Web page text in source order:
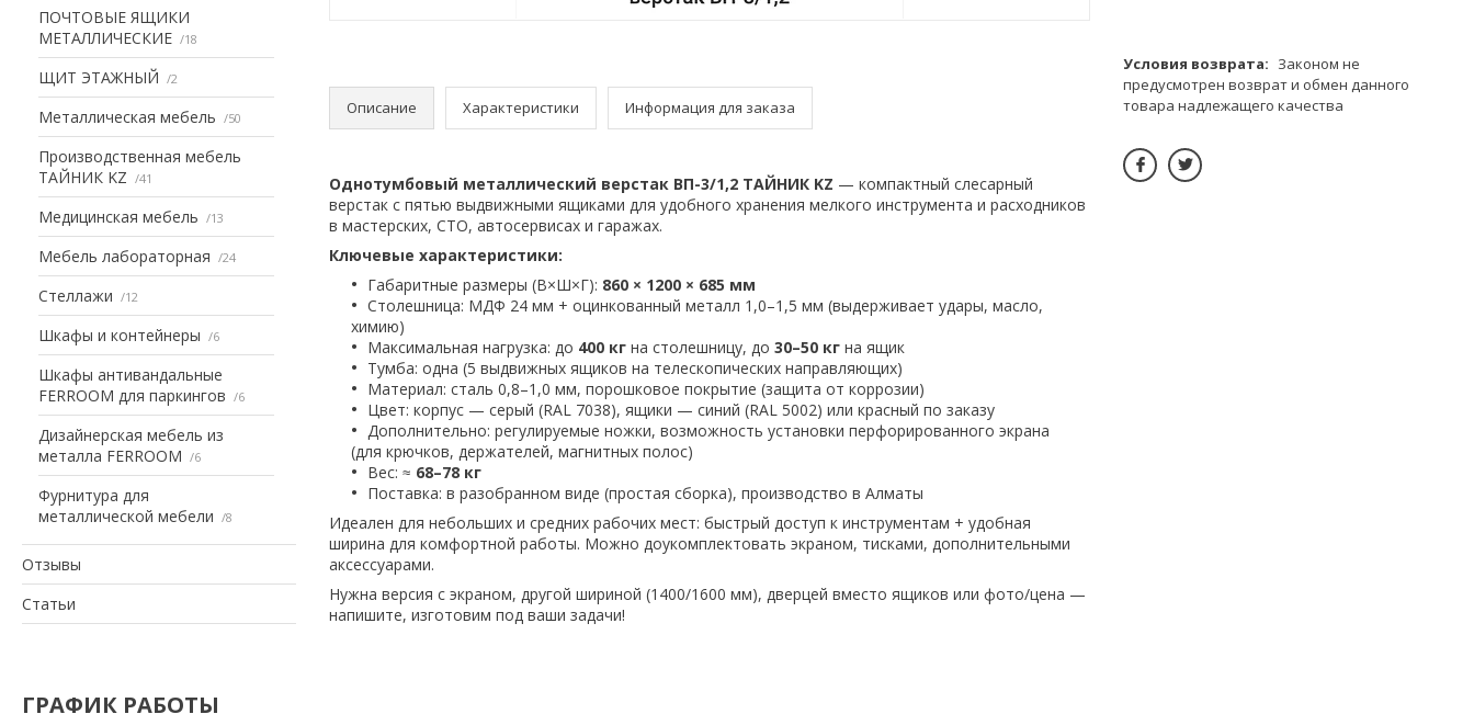
ПОЧТОВЫЕ ЯЩИКИ
МЕТАЛЛИЧЕСКИЕ
18
ЩИТ ЭТАЖНЫЙ 2
Металлическая мебель 50
Производственная мебель
ТАЙНИК KZ
41
Медицинская мебель 13
Мебель лабораторная 24
Стеллажи 12
Шкафы и контейнеры 6
Шкафы антивандальные
FERROOM для паркингов
6
Дизайнерская мебель из
металла FERROOM
6
Фурнитура для
металлической мебели
8
Отзывы
Статьи
ГРАФИК РАБОТЫ
Описание Характеристики Информация для заказа
Однотумбовый металлический верстак ВП-3/1,2 ТАЙНИК KZ — компактный слесарный
верстак с пятью выдвижными ящиками для удобного хранения мелкого инструмента и расходников
в мастерских, СТО, автосервисах и гаражах.
Ключевые характеристики:
Габаритные размеры (В×Ш×Г): 860 × 1200 × 685 мм
Столешница: МДФ 24 мм + оцинкованный металл 1,0–1,5 мм (выдерживает удары, масло,
химию)
Максимальная нагрузка: до 400 кг на столешницу, до 30–50 кг на ящик
Тумба: одна (5 выдвижных ящиков на телескопических направляющих)
Материал: сталь 0,8–1,0 мм, порошковое покрытие (защита от коррозии)
Цвет: корпус — серый (RAL 7038), ящики — синий (RAL 5002) или красный по заказу
Дополнительно: регулируемые ножки, возможность установки перфорированного экрана
(для крючков, держателей, магнитных полос)
Вес: ≈ 68–78 кг
Поставка: в разобранном виде (простая сборка), производство в Алматы
Идеален для небольших и средних рабочих мест: быстрый доступ к инструментам + удобная
ширина для комфортной работы. Можно доукомплектовать экраном, тисками, дополнительными
аксессуарами.
Нужна версия с экраном, другой шириной (1400/1600 мм), дверцей вместо ящиков или фото/цена —
напишите, изготовим под ваши задачи!
Законом не
предусмотрен возврат и обмен данного
товара надлежащего качества